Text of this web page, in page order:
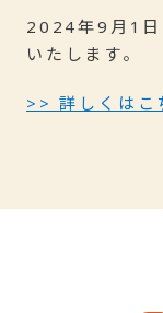
2024年9月1日
いたします。
>> 詳しくはこ